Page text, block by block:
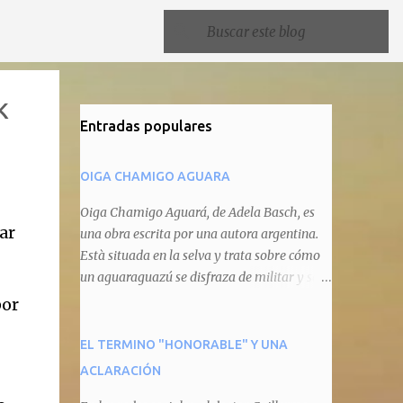
Entradas populares
OIGA CHAMIGO AGUARA
Oiga Chamigo Aguará, de Adela Basch, es
una obra escrita por una autora argentina.
Està situada en la selva y trata sobre cómo
un aguaraguazú se disfraza de militar y se
animal que pretenda circular por ahí. En
primera instancia aparece Teteu, el tero,
EL TERMINO "HONORABLE" Y UNA
ACLARACIÓN